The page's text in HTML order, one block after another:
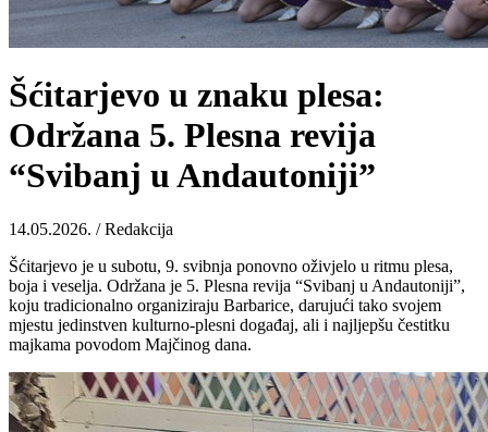
Šćitarjevo u znaku plesa:
Održana 5. Plesna revija
“Svibanj u Andautoniji”
14.05.2026. / Redakcija
Šćitarjevo je u subotu, 9. svibnja ponovno oživjelo u ritmu plesa,
boja i veselja. Održana je 5. Plesna revija “Svibanj u Andautoniji”,
koju tradicionalno organiziraju Barbarice, darujući tako svojem
mjestu jedinstven kulturno-plesni događaj, ali i najljepšu čestitku
majkama povodom Majčinog dana.